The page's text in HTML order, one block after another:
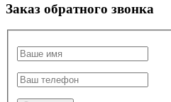
Заказ обратного звонка